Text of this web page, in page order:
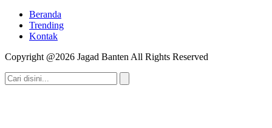
Beranda
Trending
Kontak
Copyright @2026 Jagad Banten All Rights Reserved